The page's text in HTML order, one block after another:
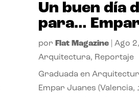
Un buen día
para…
por Flat Magazine| Ago
Arquitectura, Reportaje
Graduada en
Empar Juanes (Valencia,